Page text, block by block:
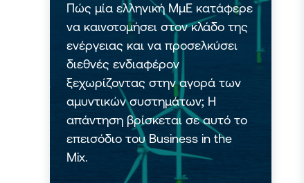
Πώς μία ελληνική ΜμΕ κατάφερε
να καινοτομήσει στον κλάδο της
ενέργειας και να προσελκύσει
διεθνές ενδιαφέρον
ξεχωρίζοντας στην αγορά των
αμυντικών συστημάτων; Η
απάντηση βρίσκεται σε αυτό το
επεισόδιο του Business in the
Mix.